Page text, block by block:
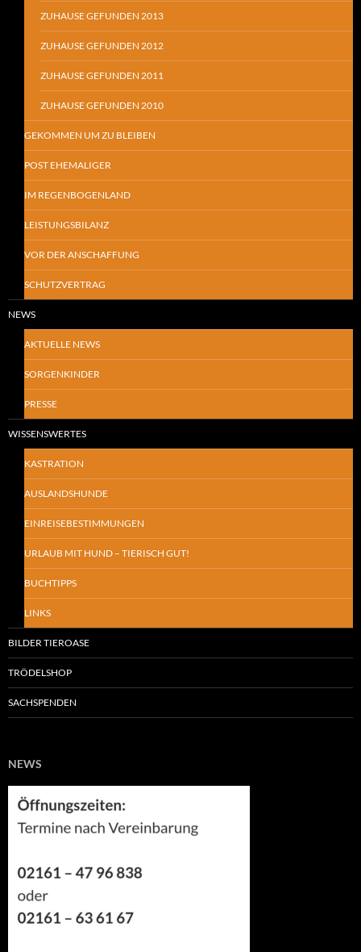
ZUHAUSE GEFUNDEN 2013
ZUHAUSE GEFUNDEN 2012
ZUHAUSE GEFUNDEN 2011
ZUHAUSE GEFUNDEN 2010
GEKOMMEN UM ZU BLEIBEN
POST EHEMALIGER
IM REGENBOGENLAND
LEISTUNGSBILANZ
VOR DER ANSCHAFFUNG
SCHUTZVERTRAG
NEWS
AKTUELLE NEWS
SORGENKINDER
PRESSE
WISSENSWERTES
KASTRATION
AUSLANDSHUNDE
EINREISEBESTIMMUNGEN
URLAUB MIT HUND – TIERISCH GUT!
BUCHTIPPS
LINKS
BILDER TIEROASE
TRÖDELSHOP
SACHSPENDEN
NEWS